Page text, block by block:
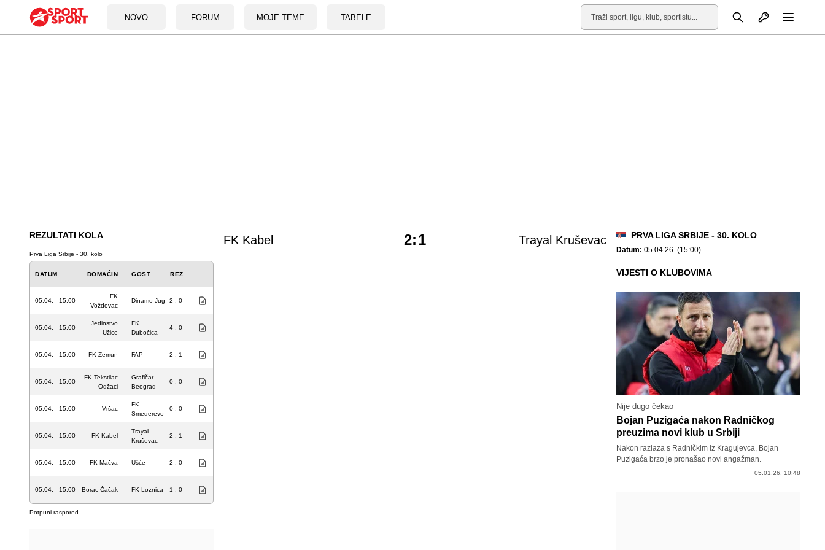
NOVO FORUM MOJE TEME TABELE
Pretraga Otvori profil
REZULTATI KOLA
Prva Liga Srbije - 30. kolo
DATUM DOMAĆIN GOST REZ
05.04. - 15:00
FK
Voždovac
- Dinamo Jug 2 : 0
05.04. - 15:00
Jedinstvo
Užice
-
FK
Dubočica
4 : 0
05.04. - 15:00 FK Zemun - FAP 2 : 1
05.04. - 15:00
FK Tekstilac
Odžaci
-
Grafičar
Beograd
0 : 0
05.04. - 15:00 Vršac -
FK
Smederevo
0 : 0
05.04. - 15:00 FK Kabel -
Trayal
Kruševac
2 : 1
05.04. - 15:00 FK Mačva - Ušće 2 : 0
05.04. - 15:00 Borac Čačak - FK Loznica 1 : 0
Potpuni raspored
FK Kabel Trayal Kruševac
2:1 PRVA LIGA SRBIJE - 30. KOLO
Datum: 05.04.26. (15:00)
VIJESTI O KLUBOVIMA
Nije dugo čekao
Bojan Puzigaća nakon Radničkog
preuzima novi klub u Srbiji
Nakon razlaza s Radničkim iz Kragujevca, Bojan
Puzigaća brzo je pronašao novi angažman.
05.01.26. 10:48